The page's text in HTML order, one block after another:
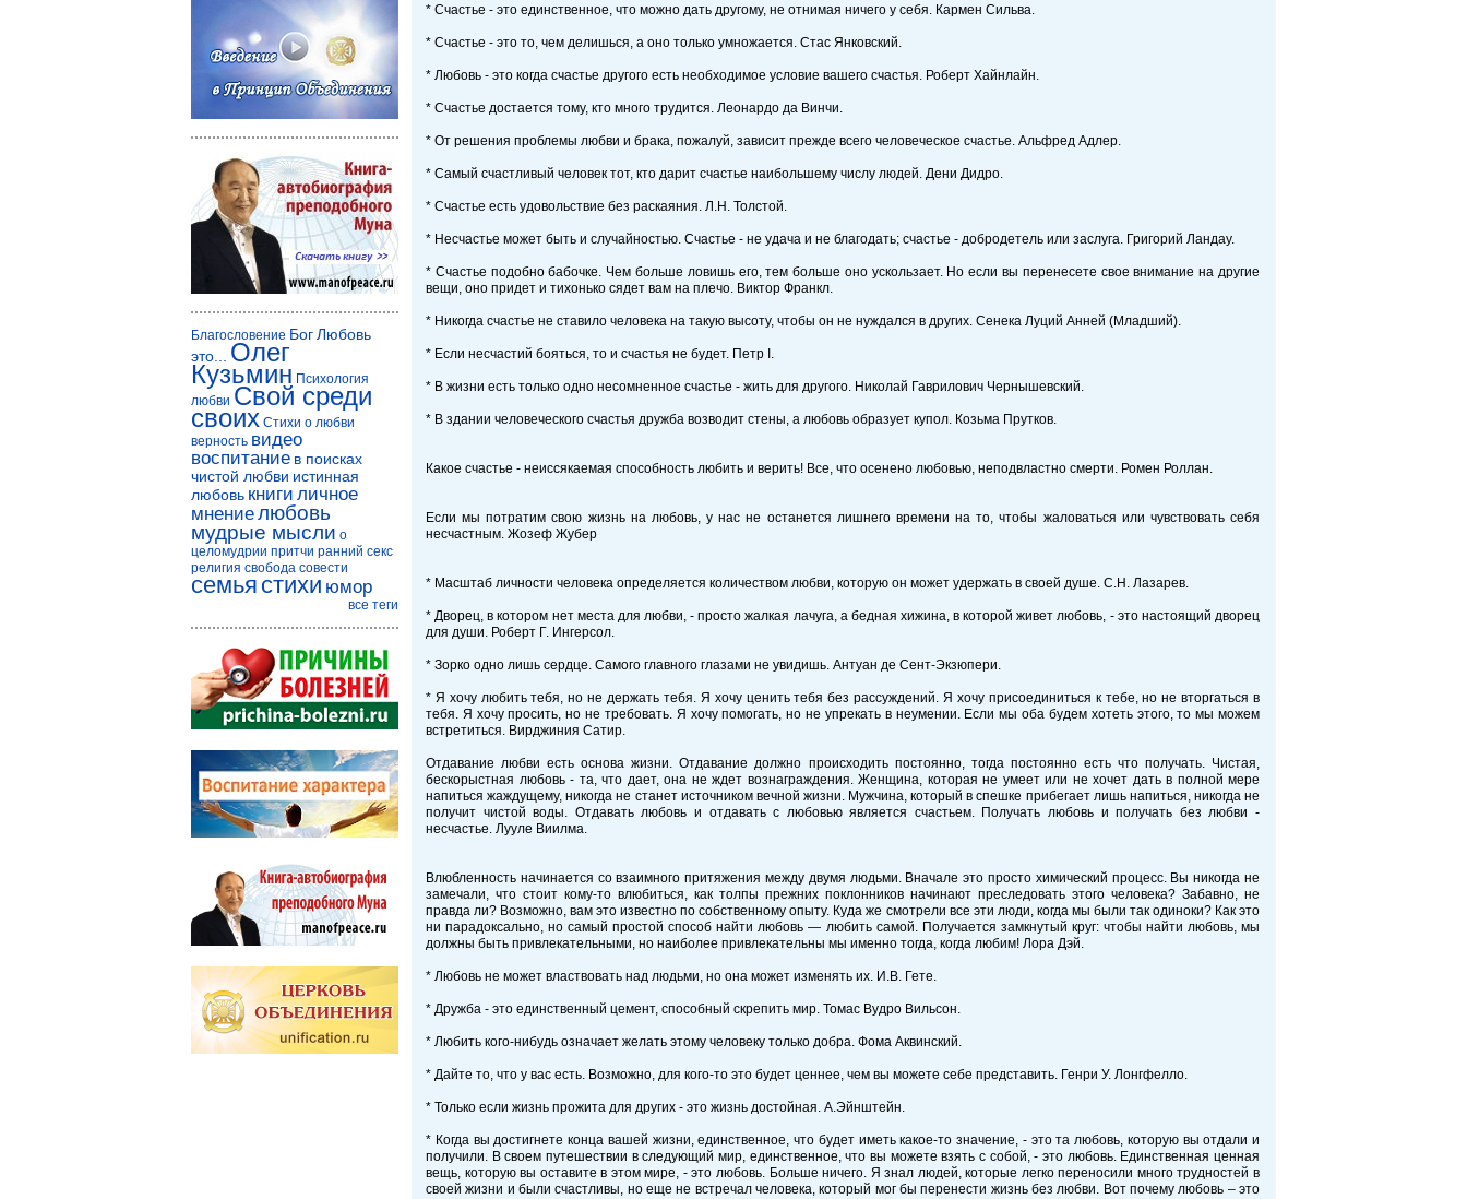
* Счастье - это единственное, что можно дать другому, не отнимая ничего у себя. Кармен Сильва.
* Счастье - это то, чем делишься, а оно только умножается. Стас Янковский.
* Любовь - это когда счастье другого есть необходимое условие вашего счастья. Роберт Хайнлайн.
* Счастье достается тому, кто много трудится. Леонардо да Винчи.
* От решения проблемы любви и брака, пожалуй, зависит прежде всего человеческое счастье. Альфред Адлер.
* Самый счастливый человек тот, кто дарит счастье наибольшему числу людей. Дени Дидро.
* Счастье есть удовольствие без раскаяния. Л.Н. Толстой.
* Несчастье может быть и случайностью. Счастье - не удача и не благодать; счастье - добродетель или заслуга. Григорий Ландау.
* Счастье подобно бабочке. Чем больше ловишь его, тем больше оно ускользает. Но если вы перенесете свое внимание на другие
вещи, оно придет и тихонько сядет вам на плечо. Виктор Франкл.
* Никогда счастье не ставило человека на такую высоту, чтобы он не нуждался в других. Сенека Луций Анней (Младший).
* Если несчастий бояться, то и счастья не будет. Петр I.
* В жизни есть только одно несомненное счастье - жить для другого. Николай Гаврилович Чернышевский.
* В здании человеческого счастья дружба возводит стены, а любовь образует купол. Козьма Прутков.
Какое счастье - неиссякаемая способность любить и верить! Все, что осенено любовью, неподвластно смерти. Ромен Роллан.
Если мы потратим свою жизнь на любовь, у нас не останется лишнего времени на то, чтобы жаловаться или чувствовать себя
несчастным. Жозеф Жубер
* Масштаб личности человека определяется количеством любви, которую он может удержать в своей душе. С.Н. Лазарев.
* Дворец, в котором нет места для любви, - просто жалкая лачуга, а бедная хижина, в которой живет любовь, - это настоящий дворец
для души. Роберт Г. Ингерсол.
* Зорко одно лишь сердце. Самого главного глазами не увидишь. Антуан де Сент-Экзюпери.
* Я хочу любить тебя, но не держать тебя. Я хочу ценить тебя без рассуждений. Я хочу присоединиться к тебе, но не вторгаться в
тебя. Я хочу просить, но не требовать. Я хочу помогать, но не упрекать в неумении. Если мы оба будем хотеть этого, то мы можем
встретиться. Вирджиния Сатир.
Отдавание любви есть основа жизни. Отдавание должно происходить постоянно, тогда постоянно есть что получать. Чистая,
бескорыстная любовь - та, что дает, она не ждет вознаграждения. Женщина, которая не умеет или не хочет дать в полной мере
напиться жаждущему, никогда не станет источником вечной жизни. Мужчина, который в спешке прибегает лишь напиться, никогда не
получит чистой воды. Отдавать любовь и отдавать с любовью является счастьем. Получать любовь и получать без любви -
несчастье. Лууле Виилма.
Влюбленность начинается со взаимного притяжения между двумя людьми. Вначале это просто химический процесс. Вы никогда не
замечали, что стоит кому-то влюбиться, как толпы прежних поклонников начинают преследовать этого человека? Забавно, не
правда ли? Возможно, вам это известно по собственному опыту. Куда же смотрели все эти люди, когда мы были так одиноки? Как это
ни парадоксально, но самый простой способ найти любовь — любить самой. Получается замкнутый круг: чтобы найти любовь, мы
должны быть привлекательными, но наиболее привлекательны мы именно тогда, когда любим! Лора Дэй.
* Любовь не может властвовать над людьми, но она может изменять их. И.В. Гете.
* Дружба - это единственный цемент, способный скрепить мир. Томас Вудро Вильсон.
* Любить кого-нибудь означает желать этому человеку только добра. Фома Аквинский.
* Дайте то, что у вас есть. Возможно, для кого-то это будет ценнее, чем вы можете себе представить. Генри У. Лонгфелло.
* Только если жизнь прожита для других - это жизнь достойная. А.Эйнштейн.
* Когда вы достигнете конца вашей жизни, единственное, что будет иметь какое-то значение, - это та любовь, которую вы отдали и
получили. В своем путешествии в следующий мир, единственное, что вы можете взять с собой, - это любовь. Единственная ценная
вещь, которую вы оставите в этом мире, - это любовь. Больше ничего. Я знал людей, которые легко переносили много трудностей в
своей жизни и были счастливы, но еще не встречал человека, который мог бы перенести жизнь без любви. Вот почему любовь – это
Благословение БогЛюбовь
это...
Олег
Кузьмин Психология
любви Свой среди
своих Стихи о любви
верность видео
воспитание в поисках
чистой любви истинная
любовь книги личное
мнениелюбовь
мудрые мысли о
целомудрии притчи ранний секс
религия свобода совести
семья стихи юмор
все теги